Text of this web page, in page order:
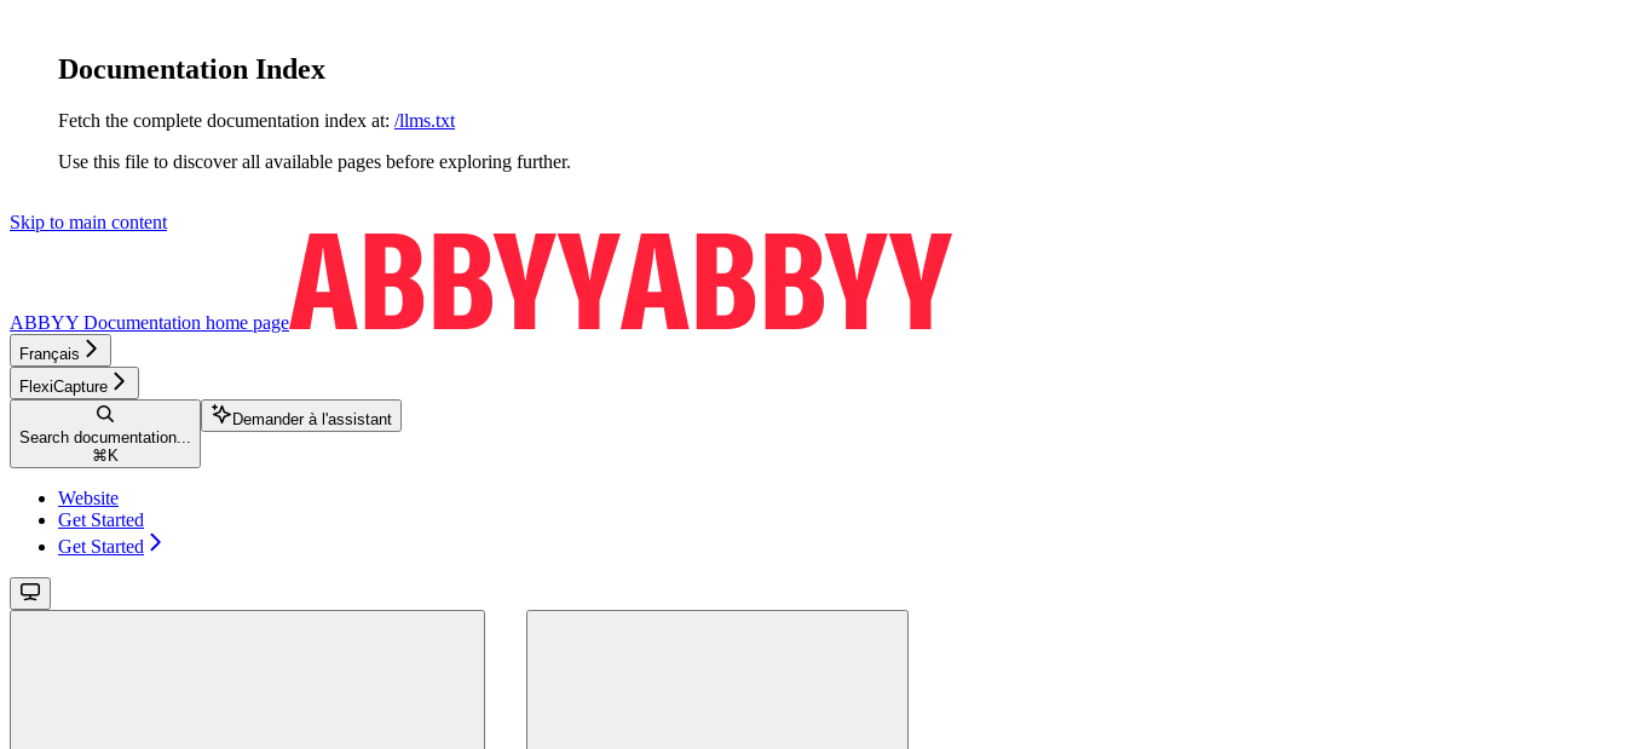
Documentation Index
Fetch the complete documentation index at: /llms.txt
Use this file to discover all available pages before exploring further.
Skip to main content
ABBYY Documentation home page
Français
FlexiCapture
Search documentation...
⌘ K
Demander à l'assistant
Website
Get Started
Get Started